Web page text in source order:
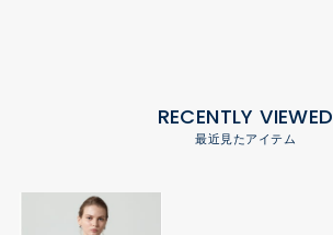
RECENTLY VIEWED
最近見たアイテム